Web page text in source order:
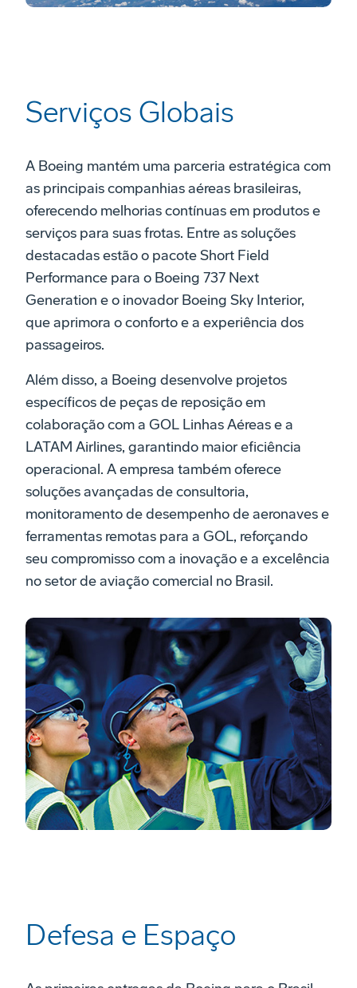
Serviços Globais
A Boeing mantém uma parceria estratégica com
as principais companhias aéreas brasileiras,
oferecendo melhorias contínuas em produtos e
serviços para suas frotas. Entre as soluções
destacadas estão o pacote Short Field
Performance para o Boeing 737 Next
Generation e o inovador Boeing Sky Interior,
que aprimora o conforto e a experiência dos
passageiros.
Além disso, a Boeing desenvolve projetos
específicos de peças de reposição em
colaboração com a GOL Linhas Aéreas e a
LATAM Airlines, garantindo maior eficiência
operacional. A empresa também oferece
soluções avançadas de consultoria,
monitoramento de desempenho de aeronaves e
ferramentas remotas para a GOL, reforçando
seu compromisso com a inovação e a excelência
no setor de aviação comercial no Brasil.
Defesa e Espaço